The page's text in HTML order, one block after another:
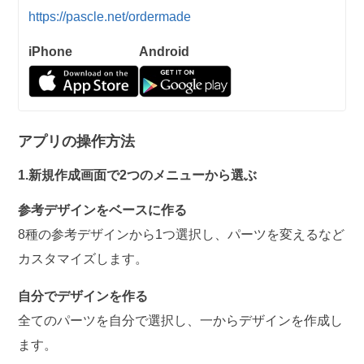
https://pascle.net/ordermade
iPhone Android
アプリの操作方法
1.新規作成画面で2つのメニューから選ぶ
参考デザインをベースに作る
8種の参考デザインから1つ選択し、パーツを変えるなど
カスタマイズします。
自分でデザインを作る
全てのパーツを自分で選択し、一からデザインを作成し
ます。